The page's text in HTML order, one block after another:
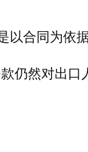
合同为依
仍然对出口